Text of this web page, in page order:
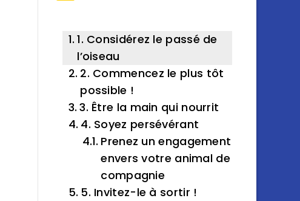
1. Considérez le passé de
l’oiseau
2. Commencez le plus tôt
possible !
3. Être la main qui nourrit
4. Soyez persévérant
Prenez un engagement
envers votre animal de
compagnie
5. Invitez-le à sortir !